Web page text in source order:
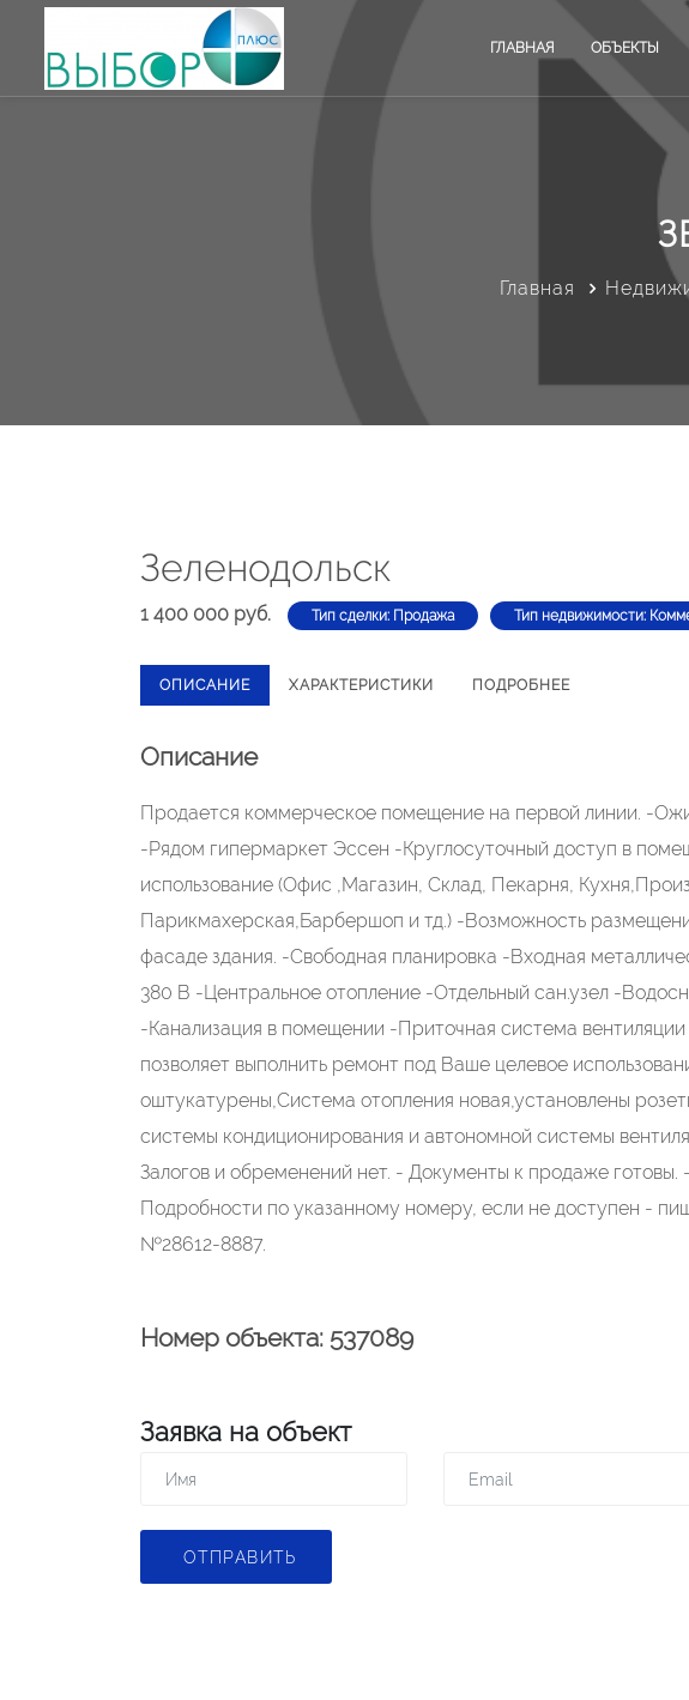
ГЛАВНАЯ ОБЪЕКТЫ
Главная
Зеленодольск
1 400 000 руб. Тип сделки: Продажа Тип недвижимости:
ОПИСАНИЕ ХАРАКТЕРИСТИКИ ПОДРОБНЕЕ
Описание
Продается коммерческое помещение на первой линии. -
-Рядом гипермаркет Эссен -Круглосуточный доступ в
использование (Офис ,Магазин, Склад, Пекарня,
Парикмахерская,Барбершоп и тд.) -Возможность
фасаде здания. -Свободная планировка -Входная
380 В -Центральное отопление -Отдельный сан.узел -
-Канализация в помещении -Приточная система
позволяет выполнить ремонт под Ваше целевое
оштукатурены,Система отопления новая,установлены
системы кондиционирования и автономной системы
Залогов и обременений нет. - Документы к продаже готовы.
Подробности по указанному номеру, если не доступен -
№28612-8887.
Номер объекта: 537089
Заявка на объект
ОТПРАВИТЬ